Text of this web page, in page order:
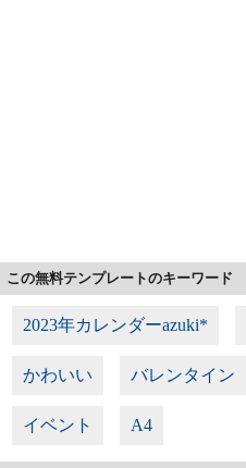
この無料テンプレートのキーワード
2023年カレンダーazuki*
かわいい バレンタイン
イベント A4